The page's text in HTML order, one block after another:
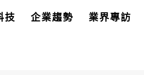
技 企業趨勢 業界專訪